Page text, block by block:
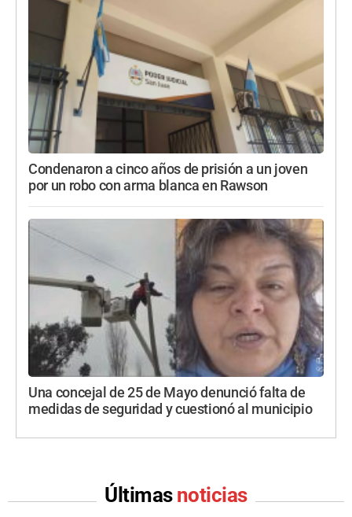
Condenaron a cinco años de prisión a un joven
por un robo con arma blanca en Rawson
Una concejal de 25 de Mayo denunció falta de
medidas de seguridad y cuestionó al municipio
Últimas noticias